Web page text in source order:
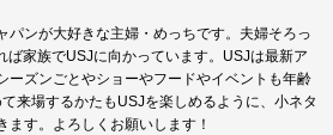
パンが大好きな主婦・めっちです。夫婦そろっ
ば家族でUSJに向かっています。USJは最新ア
ーズンごとやショーやフードやイベントも年齢
来場するかたもUSJを楽しめるように、小ネタ
ます。よろしくお願いします！